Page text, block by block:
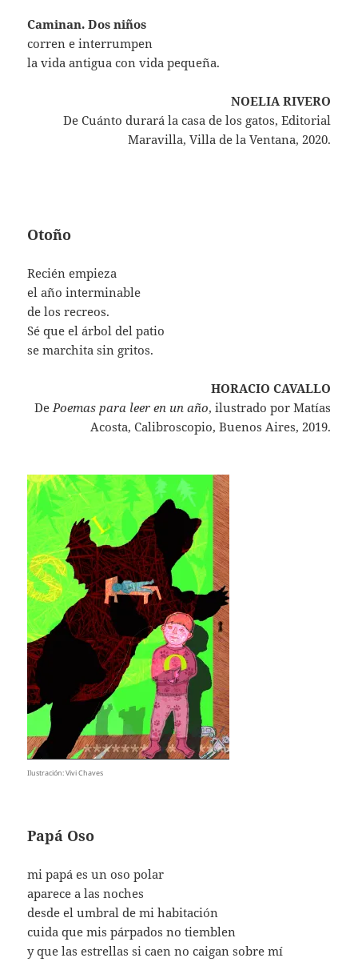
Caminan. Dos niños
corren e interrumpen
la vida antigua con vida pequeña.
NOELIA RIVERO
De Cuánto durará la casa de los gatos, Editorial
Maravilla, Villa de la Ventana, 2020.
Otoño
Recién empieza
el año interminable
de los recreos.
Sé que el árbol del patio
se marchita sin gritos.
HORACIO CAVALLO
DePoemas para leer en un año, ilustrado por Matías
Acosta, Calibroscopio, Buenos Aires, 2019.
Ilustración: Vivi Chaves
Papá Oso
mi papá es un oso polar
aparece a las noches
desde el umbral de mi habitación
cuida que mis párpados no tiemblen
y que las estrellas si caen no caigan sobre mí